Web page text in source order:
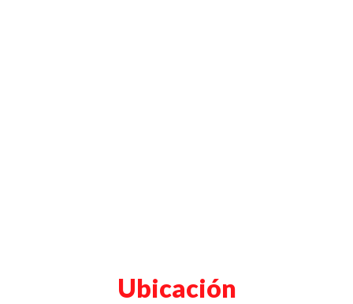
Ubicación